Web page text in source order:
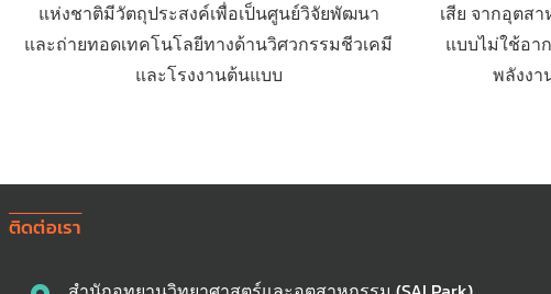
แห่งชาติมีวัตถุประสงค์เพื่อเป็นศูนย์วิจัยพัฒนา
และถ่ายทอดเทคโนโลยีทางด้านวิศวกรรมชีวเคมี
และโรงงานต้นแบบ
เสีย จากอุตส
แบบไม่ใช้อา
พลังงา
ติดต่อเรา